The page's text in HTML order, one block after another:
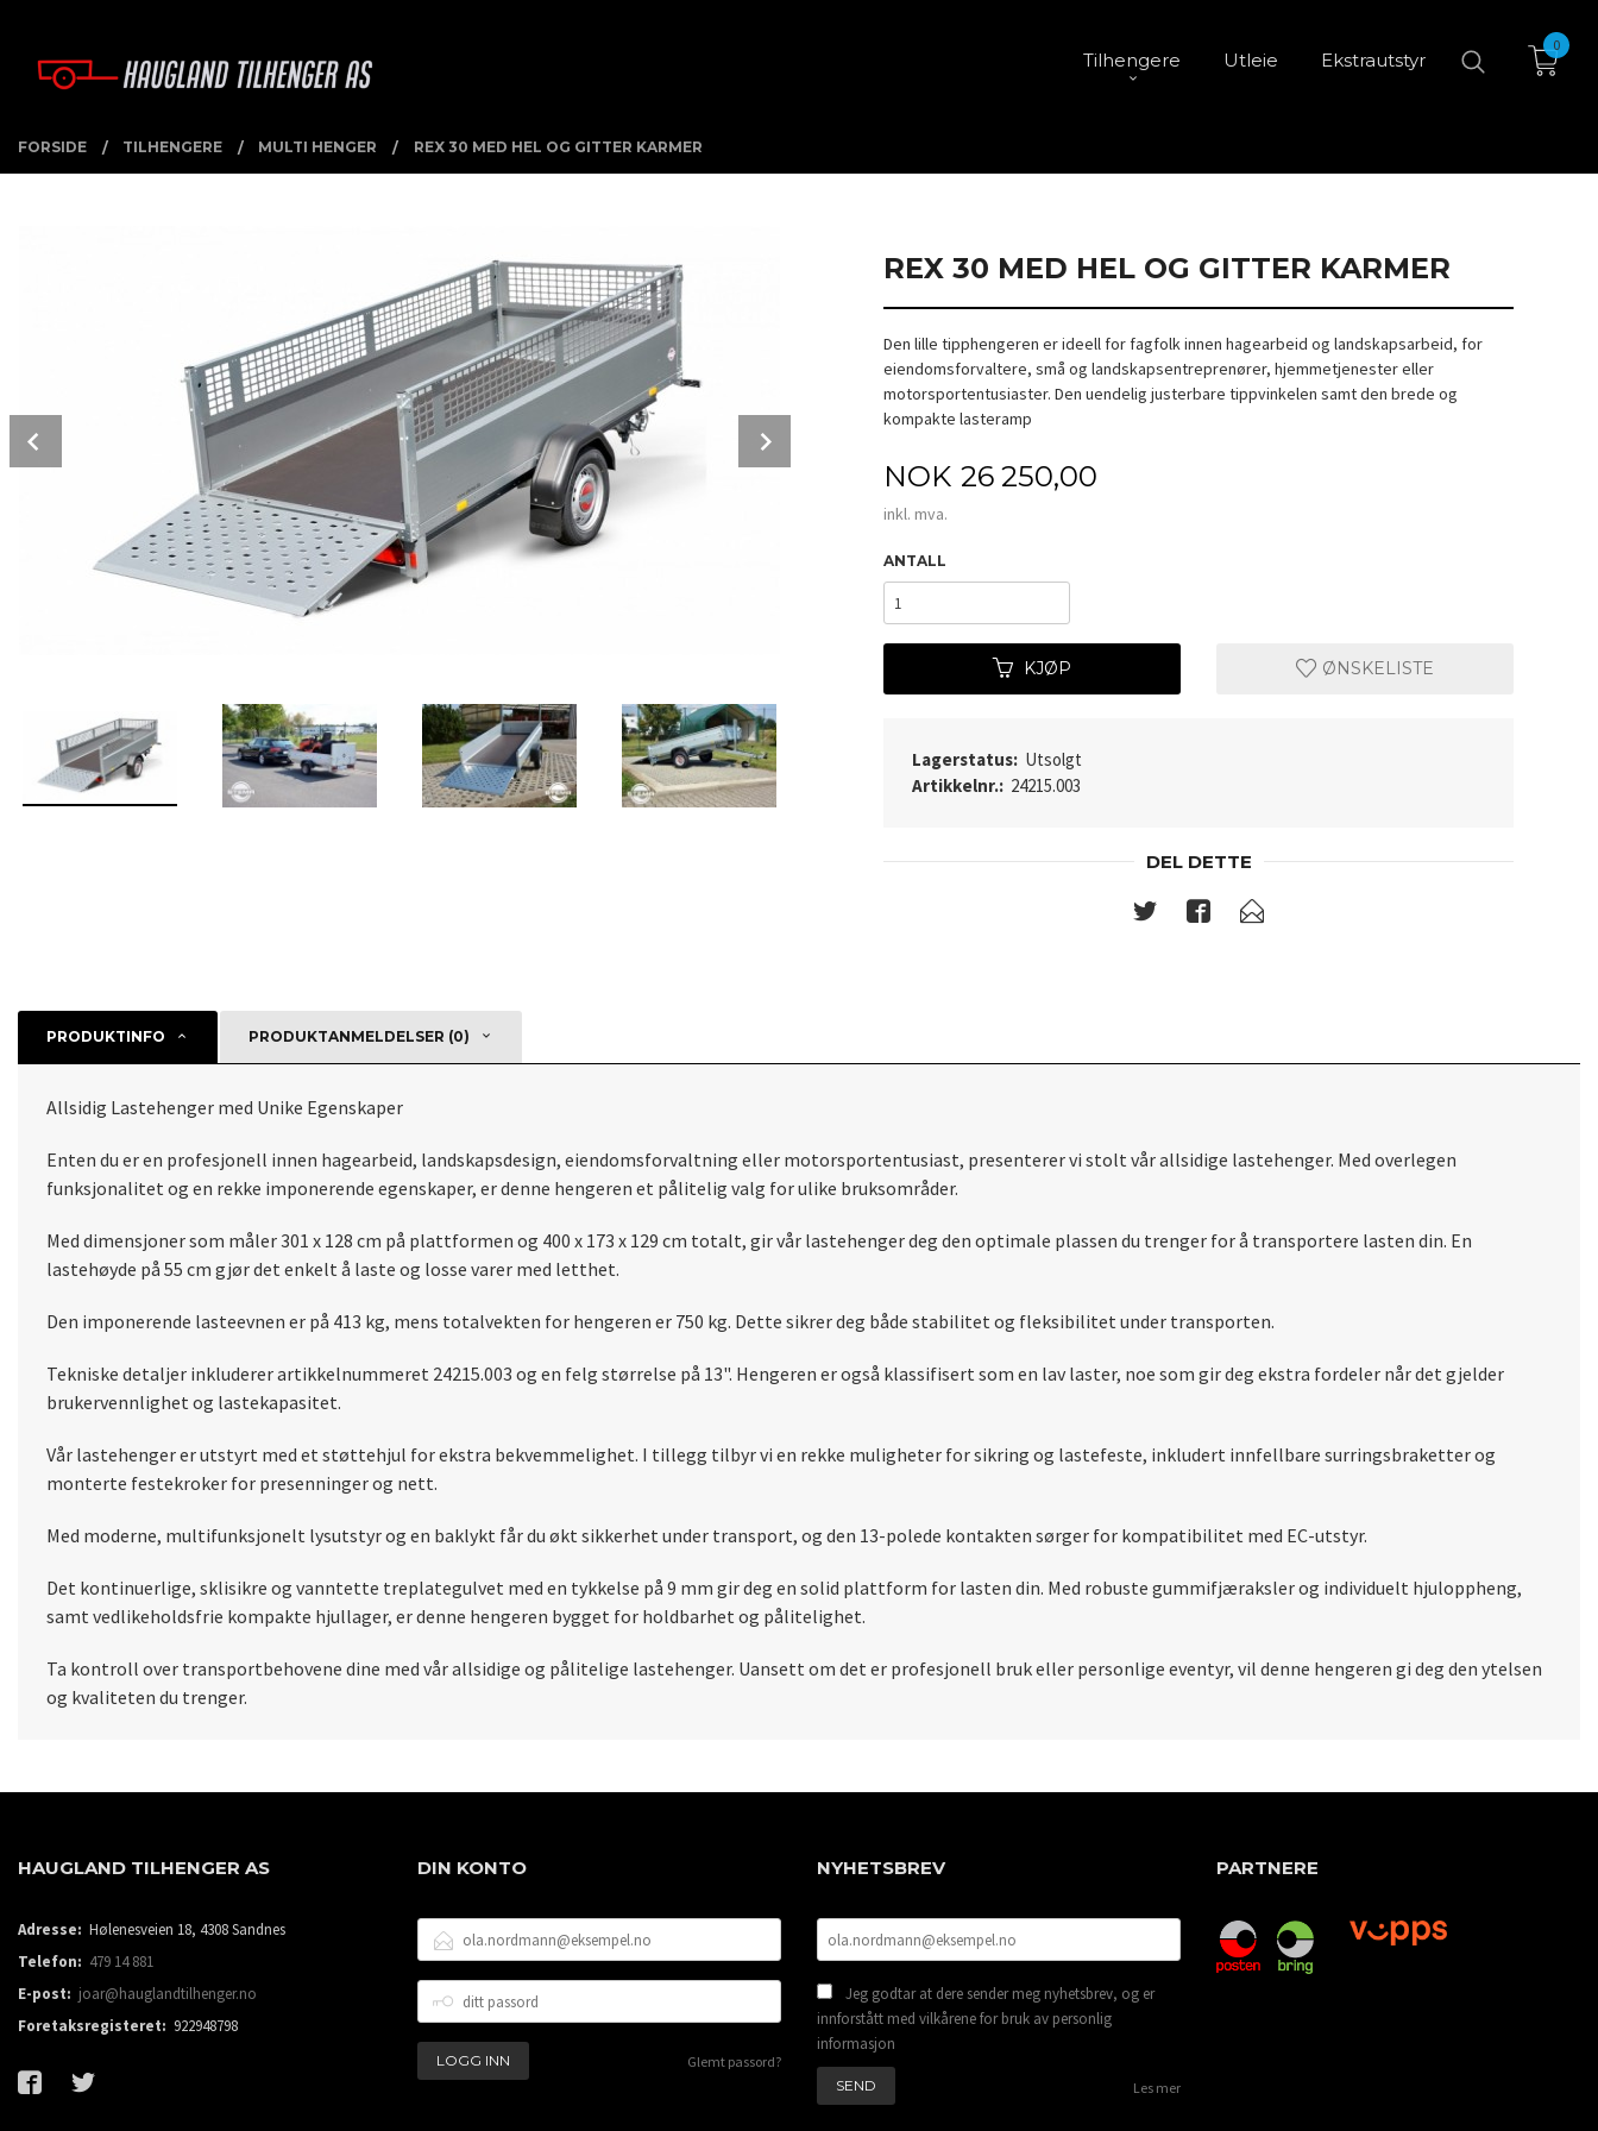
innholdet
Tilhengere Utleie Ekstrautstyr
0
FORSIDE TILHENGERE MULTI HENGER REX 30 MED HEL OG GITTER KARMER
REX 30 MED HEL OG GITTER KARMER
Den lille tipphengeren er ideell for fagfolk innen hagearbeid og landskapsarbeid, for
eiendomsforvaltere, små og landskapsentreprenører, hjemmetjenester eller
motorsportentusiaster. Den uendelig justerbare tippvinkelen samt den brede og
kompakte lasteramp
Pris
NOK 26 250,00
inkl. mva.
ANTALL
KJØP ØNSKELISTE
Lagerstatus: Utsolgt
Artikkelnr.: 24215.003
DEL DETTE
PRODUKTINFO PRODUKTANMELDELSER (0)
Allsidig Lastehenger med Unike Egenskaper
Enten du er en profesjonell innen hagearbeid, landskapsdesign, eiendomsforvaltning eller motorsportentusiast, presenterer vi stolt vår allsidige lastehenger. Med overlegen
funksjonalitet og en rekke imponerende egenskaper, er denne hengeren et pålitelig valg for ulike bruksområder.
Med dimensjoner som måler 301 x 128 cm på plattformen og 400 x 173 x 129 cm totalt, gir vår lastehenger deg den optimale plassen du trenger for å transportere lasten din. En
lastehøyde på 55 cm gjør det enkelt å laste og losse varer med letthet.
Den imponerende lasteevnen er på 413 kg, mens totalvekten for hengeren er 750 kg. Dette sikrer deg både stabilitet og fleksibilitet under transporten.
Tekniske detaljer inkluderer artikkelnummeret 24215.003 og en felg størrelse på 13". Hengeren er også klassifisert som en lav laster, noe som gir deg ekstra fordeler når det gjelder
brukervennlighet og lastekapasitet.
Vår lastehenger er utstyrt med et støttehjul for ekstra bekvemmelighet. I tillegg tilbyr vi en rekke muligheter for sikring og lastefeste, inkludert innfellbare surringsbraketter og
monterte festekroker for presenninger og nett.
Med moderne, multifunksjonelt lysutstyr og en baklykt får du økt sikkerhet under transport, og den 13-polede kontakten sørger for kompatibilitet med EC-utstyr.
Det kontinuerlige, sklisikre og vanntette treplategulvet med en tykkelse på 9 mm gir deg en solid plattform for lasten din. Med robuste gummifjæraksler og individuelt hjuloppheng,
samt vedlikeholdsfrie kompakte hjullager, er denne hengeren bygget for holdbarhet og pålitelighet.
Ta kontroll over transportbehovene dine med vår allsidige og pålitelige lastehenger. Uansett om det er profesjonell bruk eller personlige eventyr, vil denne hengeren gi deg den ytelsen
og kvaliteten du trenger.
HAUGLAND TILHENGER AS
Adresse: Hølenesveien 18, 4308 Sandnes
Telefon: 479 14 881
E-post: joar@hauglandtilhenger.no
Foretaksregisteret: 922948798
DIN KONTO
POSTADRESSE
PASSORD
Glemt passord?
NYHETSBREV
Jeg godtar at dere sender meg nyhetsbrev, og er
innforstått med vilkårene for bruk av personlig
informasjon
Les mer
PARTNERE